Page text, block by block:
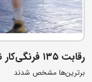
رقابت ۱۳۵ فرنگی‌کار نونهال در سنندج؛
برترین‌ها مشخص شدند